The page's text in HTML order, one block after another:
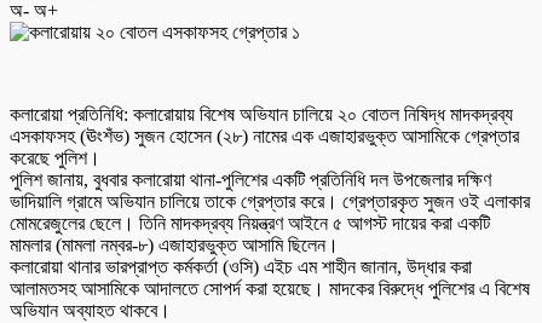
অ- অ+
কলারোয়া প্রতিনিধি: কলারোয়ায় বিশেষ অভিযান চালিয়ে ২০ বোতল নিষিদ্ধ মাদকদ্রব্য
এসকাফসহ (ঊংশঁভ) সুজন হোসেন (২৮) নামের এক এজাহারভুক্ত আসামিকে গ্রেপ্তার
করেছে পুলিশ।
পুলিশ জানায়, বুধবার কলারোয়া থানা-পুলিশের একটি প্রতিনিধি দল উপজেলার দক্ষিণ
ভাদিয়ালি গ্রামে অভিযান চালিয়ে তাকে গ্রেপ্তার করে। গ্রেপ্তারকৃত সুজন ওই এলাকার
মোমরেজুলের ছেলে। তিনি মাদকদ্রব্য নিয়ন্ত্রণ আইনে ৫ আগস্ট দায়ের করা একটি
মামলার (মামলা নম্বর-৮) এজাহারভুক্ত আসামি ছিলেন।
কলারোয়া থানার ভারপ্রাপ্ত কর্মকর্তা (ওসি) এইচ এম শাহীন জানান, উদ্ধার করা
আলামতসহ আসামিকে আদালতে সোপর্দ করা হয়েছে। মাদকের বিরুদ্ধে পুলিশের এ বিশেষ
অভিযান অব্যাহত থাকবে।